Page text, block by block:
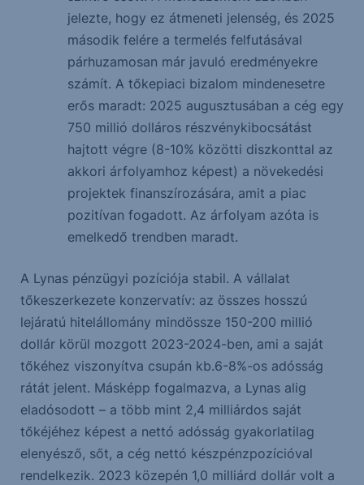
jelezte, hogy ez átmeneti jelenség, és 2025
második felére a termelés felfutásával
párhuzamosan már javuló eredményekre
számít. A tőkepiaci bizalom mindenesetre
erős maradt: 2025 augusztusában a cég egy
750 millió dolláros részvénykibocsátást
hajtott végre (8-10% közötti diszkonttal az
akkori árfolyamhoz képest) a növekedési
projektek finanszírozására, amit a piac
pozitívan fogadott. Az árfolyam azóta is
emelkedő trendben maradt.
A Lynas pénzügyi pozíciója stabil. A vállalat
tőkeszerkezete konzervatív: az összes hosszú
lejáratú hitelállomány mindössze 150-200 millió
dollár körül mozgott 2023-2024-ben, ami a saját
tőkéhez viszonyítva csupán kb.6-8%-os adósság
rátát jelent. Másképp fogalmazva, a Lynas alig
eladósodott – a több mint 2,4 milliárdos saját
tőkéjéhez képest a nettó adósság gyakorlatilag
elenyésző, sőt, a cég nettó készpénzpozícióval
rendelkezik. 2023 közepén 1,0 milliárd dollár volt a